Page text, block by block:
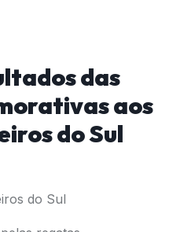
das
aos
do Sul
do Sul